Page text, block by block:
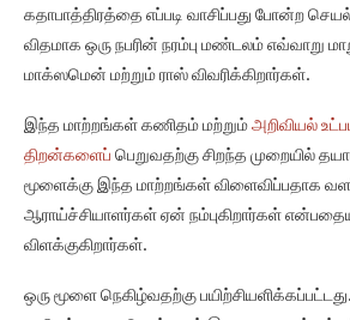
கதாபாத்திரத்தை எப்படி வாசிப்பது போன்ற
விதமாக ஒரு நபரின் நரம்பு மண்டலம் எவ்வாறு
மாக்ஸமென் மற்றும் ராஸ் விவரிக்கிறார்கள்.
இந்த மாற்றங்கள் கணிதம் மற்றும்அறிவியல்
திறன்களைப் பெறுவதற்கு சிறந்த முறையில்
மூளைக்கு இந்த மாற்றங்கள் விளைவிப்பதாக
ஆராய்ச்சியாளர்கள் ஏன் நம்புகிறார்கள்
விளக்குகிறார்கள்.
ஒரு மூளை நெகிழ்வதற்கு